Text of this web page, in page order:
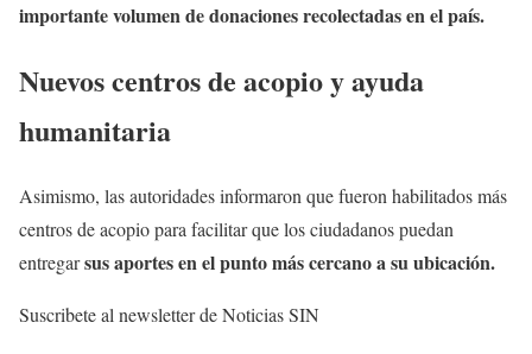
importante volumen de donaciones recolectadas en el país.
Nuevos centros de acopio y ayuda
humanitaria
Asimismo, las autoridades informaron que fueron habilitados más
centros de acopio para facilitar que los ciudadanos puedan
entregarsus aportes en el punto más cercano a su ubicación.
Suscribete al newsletter de Noticias SIN